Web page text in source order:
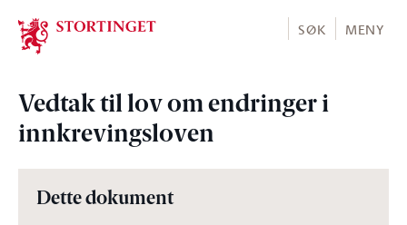
Stortinget.no
SØK MENY
Vedtak til lov om endringer i
innkrevingsloven
Dette dokument